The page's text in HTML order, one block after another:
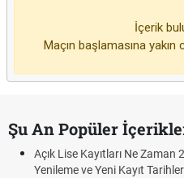
İçerik
Maçın başlamasına yakın
Şu An Popüler
Açık Lise Kayıtları Ne Zaman
Yenileme ve Yeni Kayıt